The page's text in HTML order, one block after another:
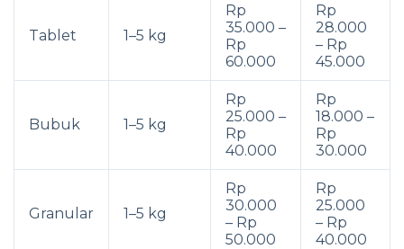
Tablet 1–5 kg
Rp
35.000 –
Rp
60.000
Rp
28.000
– Rp
45.000
Bubuk 1–5 kg
Rp
25.000 –
Rp
40.000
Rp
18.000 –
Rp
30.000
Granular 1–5 kg
Rp
30.000
– Rp
50.000
Rp
25.000
– Rp
40.000